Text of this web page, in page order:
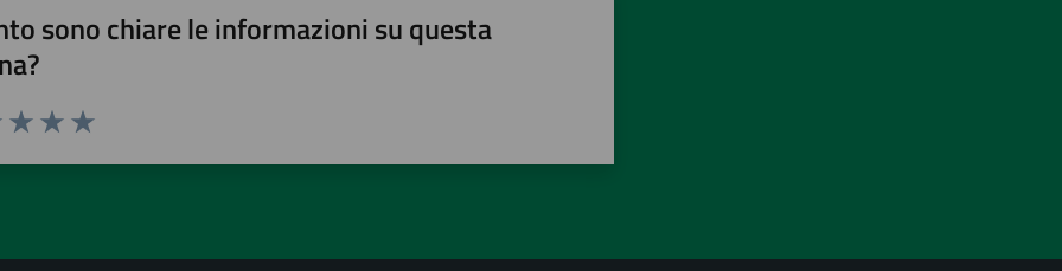
sono chiare le informazioni su questa